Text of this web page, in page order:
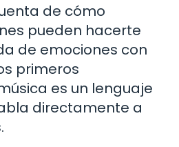
de cómo
pueden hacerte
de emociones con
primeros
es un lenguaje
directamente a